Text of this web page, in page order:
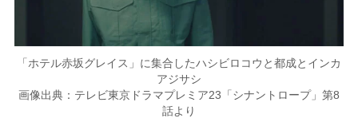
「ホテル赤坂グレイス」に集合したハシビロコウと都成とインカ
アジサシ
画像出典：テレビ東京ドラマプレミア23「シナントロープ」第8
話より